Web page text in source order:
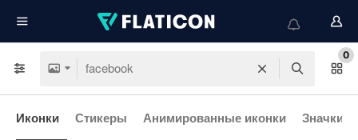
0
Иконки Стикеры Анимированные иконки Значки